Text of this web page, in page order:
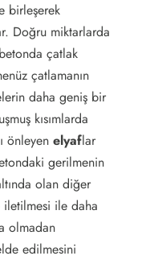
birleşerek
Doğru miktarlarda
çatlak
çatlamanın
daha geniş bir
kısımlarda
önleyenelyaflar
gerilmenin
olan diğer
ile daha
olmadan
edilmesini